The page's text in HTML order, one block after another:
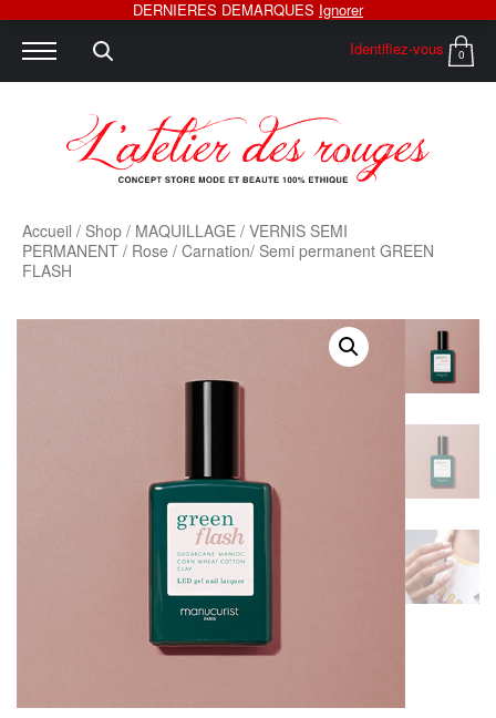
Identifiez-vous 0
Accueil / Shop / MAQUILLAGE / VERNIS SEMI
PERMANENT / Rose / Carnation/ Semi permanent GREEN
FLASH
DERNIERES DEMARQUES Ignorer